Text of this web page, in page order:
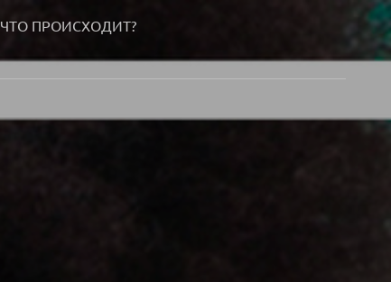
ЧТО ПРОИСХОДИТ?